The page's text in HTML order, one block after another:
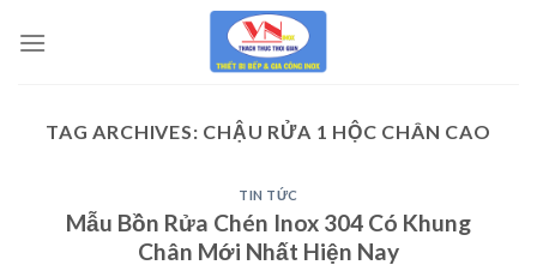
TAG ARCHIVES: CHẬU RỬA 1 HỘC CHÂN CAO
TIN TỨC
Mẫu Bồn Rửa Chén Inox 304 Có Khung
Chân Mới Nhất Hiện Nay